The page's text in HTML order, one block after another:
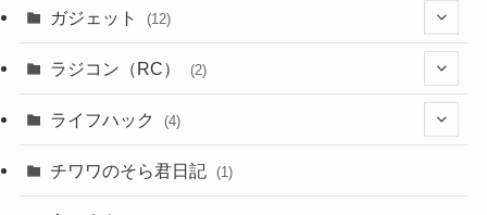
(9)
(1)(1)
(3)
(7)
(2)
ガジェット (12)
(1)
ラジコン（RC） (2)
ライフハック (4)
(2)
チワワのそら君日記 (1)